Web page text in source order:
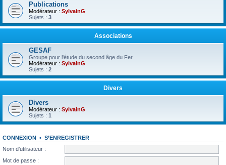
Publications
Modérateur : SylvainG
Sujets : 3
Associations
GESAF
Groupe pour l'étude du second âge du Fer
Modérateur : SylvainG
Sujets : 2
Divers
Divers
Modérateur : SylvainG
Sujets : 1
CONNEXION • S’ENREGISTRER
Nom d’utilisateur :
Mot de passe :